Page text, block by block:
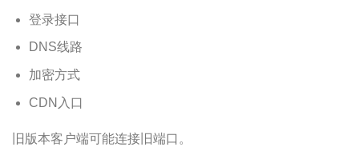
登录接口
DNS线路
加密方式
CDN入口
旧版本客户端可能连接旧端口。